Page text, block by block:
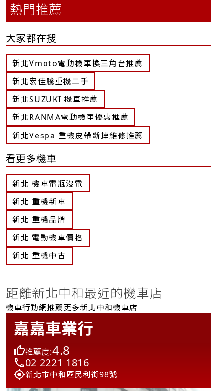
熱門推薦
大家都在搜
新北Vmoto電動機車換三角台推薦
新北宏佳騰重機二手
新北SUZUKI 機車推薦
新北RANMA電動機車優惠推薦
新北Vespa 重機皮帶斷掉維修推薦
看更多機車
新北 機車電瓶沒電
新北 重機新車
新北 重機品牌
新北 電動機車價格
新北 重機中古
距離新北中和最近的機車店
機車行動網推薦更多新北中和機車店
嘉嘉車業行
推薦度:4.8
02 2221 1816
新北市中和區民利街98號